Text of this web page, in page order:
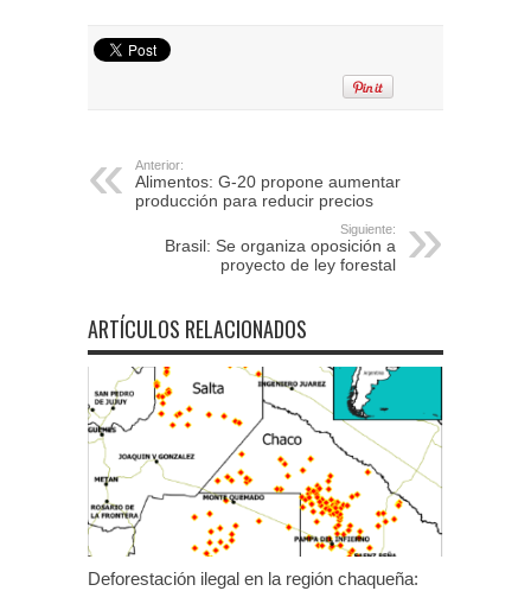
Anterior:
Alimentos: G-20 propone aumentar
producción para reducir precios
Siguiente:
Brasil: Se organiza oposición a
proyecto de ley forestal
ARTÍCULOS RELACIONADOS
Deforestación ilegal en la región chaqueña: